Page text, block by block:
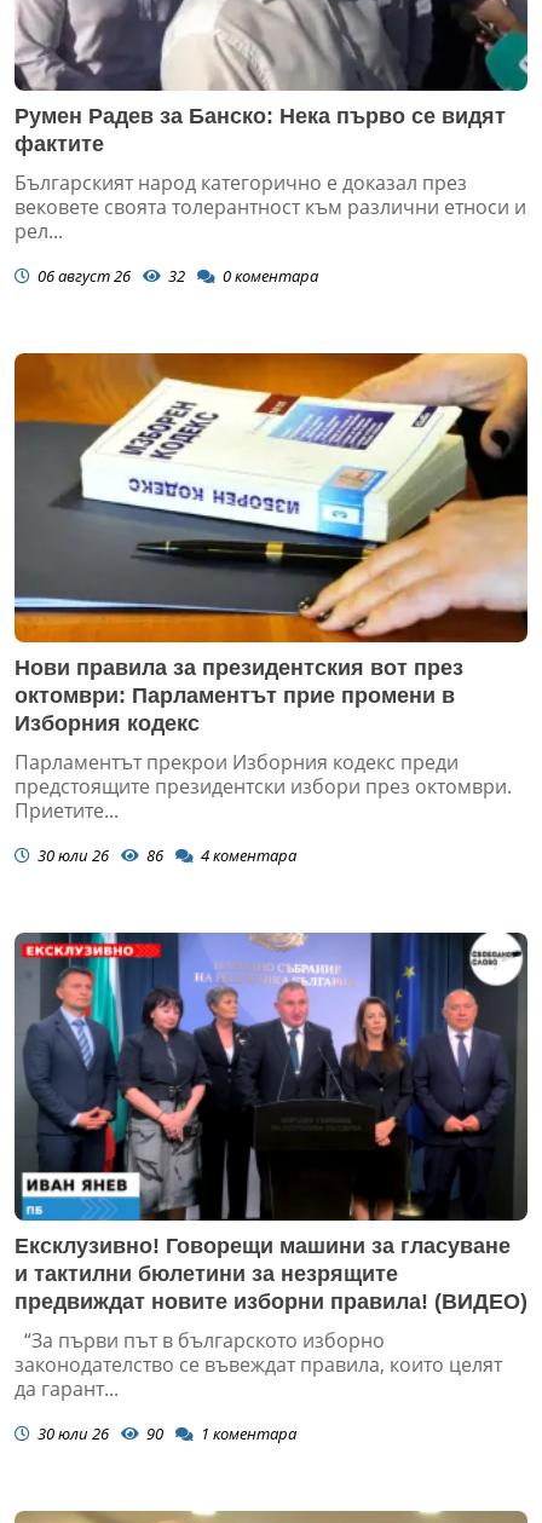
Румен Радев за Банско: Нека първо се видят
фактите
Българският народ категорично е доказал през
вековете своята толерантност към различни етноси и
рел...
06 август 26 32 0коментара
Нови правила за президентския вот през
октомври: Парламентът прие промени в
Изборния кодекс
Парламентът прекрои Изборния кодекс преди
предстоящите президентски избори през октомври.
Приетите...
30 юли 26 86 4коментара
Ексклузивно! Говорещи машини за гласуване
и тактилни бюлетини за незрящите
предвиждат новите изборни правила! (ВИДЕО)
“За първи път в българското изборно
законодателство се въвеждат правила, които целят
да гарант...
30 юли 26 90 1 коментара